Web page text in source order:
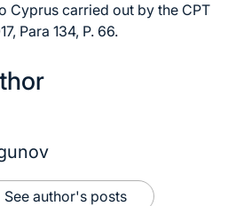
Cyprus carried out by the CPT
Para 134, P. 66.
See author's posts